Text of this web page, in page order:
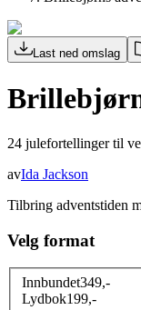
Last ned omslag
24 julefortellinger til
avIda Jackson
Tilbring adventstiden
Velg format
Innbundet349,-
Lydbok199,-